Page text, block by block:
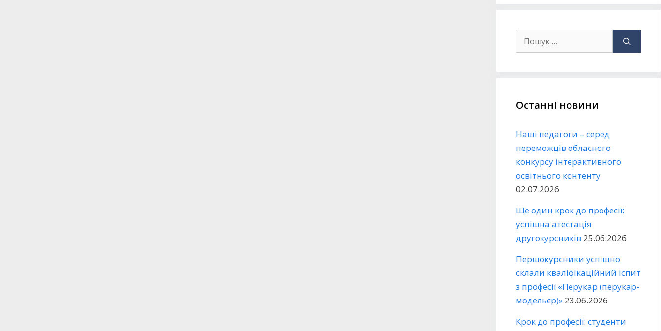
Останні новини
Наші педагоги – серед
переможців обласного
конкурсу інтерактивного
освітнього контенту
02.07.2026
Ще один крок до професії:
успішна атестація
другокурсників 25.06.2026
Першокурсники успішно
склали кваліфікаційний іспит
з професії «Перукар (перукар-
модельєр)» 23.06.2026
Крок до професії: студенти